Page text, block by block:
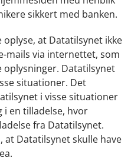
sikkert med banken.
at Datatilsynet ikke
mails via internettet, som
Datatilsynet
situationer. Det
i visse situationer
en tilladelse, hvor
fra Datatilsynet.
at Datatilsynet skulle have